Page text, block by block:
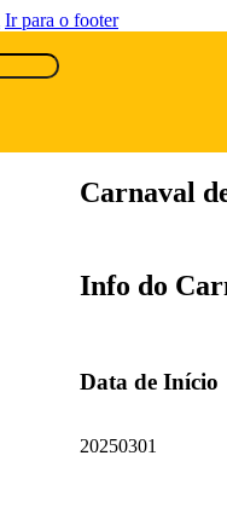
Ir para o footer
Carnaval
Info do
Data de Início
20250301